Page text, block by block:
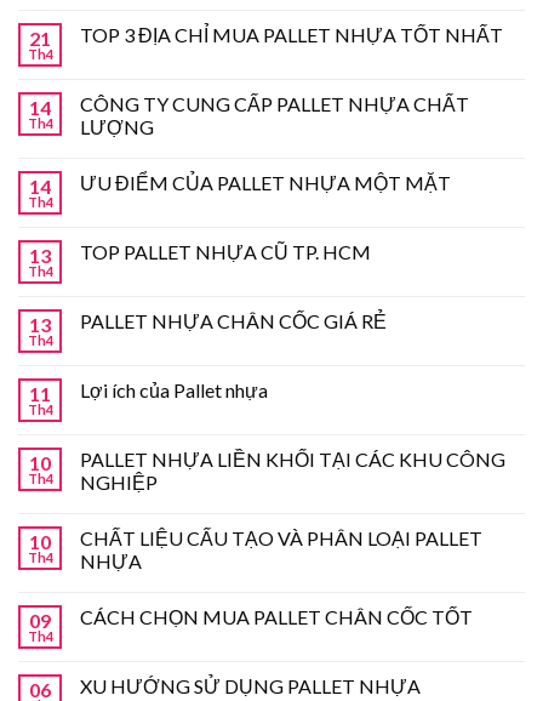
21
Th4
TOP 3 ĐỊA CHỈ MUA PALLET NHỰA TỐT NHẤT
14
Th4
CÔNG TY CUNG CẤP PALLET NHỰA CHẤT
LƯỢNG
14
Th4
ƯU ĐIỂM CỦA PALLET NHỰA MỘT MẶT
13
Th4
TOP PALLET NHỰA CŨ TP. HCM
13
Th4
PALLET NHỰA CHÂN CỐC GIÁ RẺ
11
Th4
Lợi ích của Pallet nhựa
10
Th4
PALLET NHỰA LIỀN KHỐI TẠI CÁC KHU CÔNG
NGHIỆP
10
Th4
CHẤT LIỆU CẤU TẠO VÀ PHÂN LOẠI PALLET
NHỰA
09
Th4
CÁCH CHỌN MUA PALLET CHÂN CỐC TỐT
06 XU HƯỚNG SỬ DỤNG PALLET NHỰA